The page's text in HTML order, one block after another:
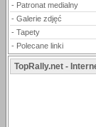
- Patronat medialny
- Galerie zdjęć
- Tapety
- Polecane linki
TopRally.net -